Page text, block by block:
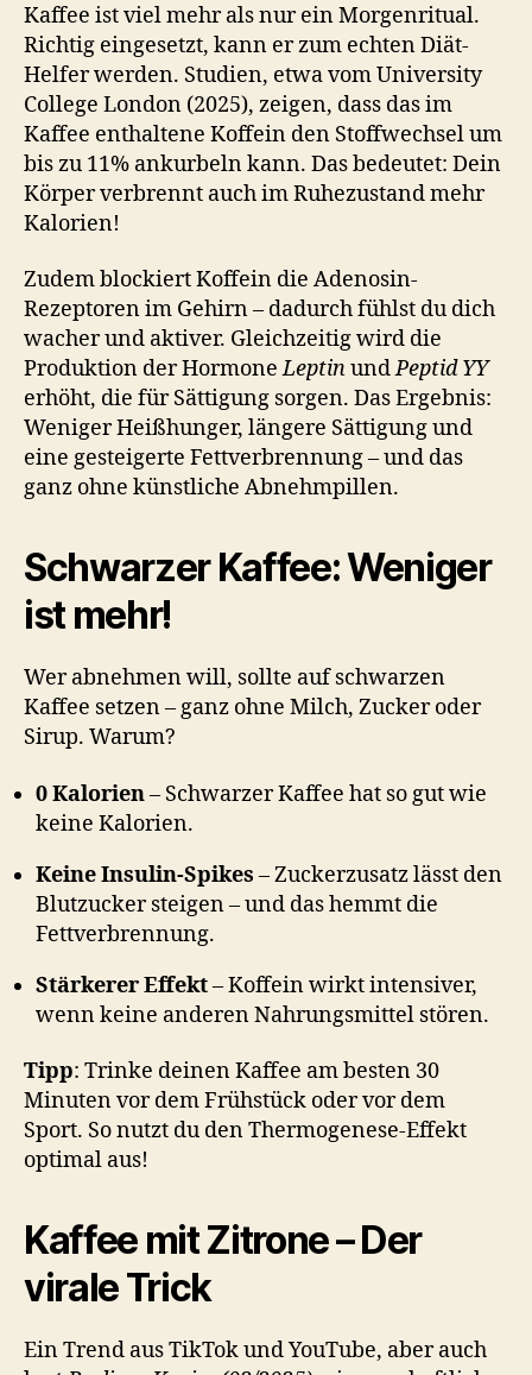
Kaffee ist viel mehr als nur ein Morgenritual.
Richtig eingesetzt, kann er zum echten Diät-
Helfer werden. Studien, etwa vom University
College London (2025), zeigen, dass das im
Kaffee enthaltene Koffein den Stoffwechsel um
bis zu 11% ankurbeln kann. Das bedeutet: Dein
Körper verbrennt auch im Ruhezustand mehr
Kalorien!
Zudem blockiert Koffein die Adenosin-
Rezeptoren im Gehirn – dadurch fühlst du dich
wacher und aktiver. Gleichzeitig wird die
Produktion der HormoneLeptinundPeptid YY
erhöht, die für Sättigung sorgen. Das Ergebnis:
Weniger Heißhunger, längere Sättigung und
eine gesteigerte Fettverbrennung – und das
ganz ohne künstliche Abnehmpillen.
Schwarzer Kaffee: Weniger
ist mehr!
Wer abnehmen will, sollte auf schwarzen
Kaffee setzen – ganz ohne Milch, Zucker oder
Sirup. Warum?
0 Kalorien– Schwarzer Kaffee hat so gut wie
keine Kalorien.
Keine Insulin-Spikes – Zuckerzusatz lässt den
Blutzucker steigen – und das hemmt die
Fettverbrennung.
Stärkerer Effekt– Koffein wirkt intensiver,
wenn keine anderen Nahrungsmittel stören.
Tipp: Trinke deinen Kaffee am besten 30
Minuten vor dem Frühstück oder vor dem
Sport. So nutzt du den Thermogenese-Effekt
optimal aus!
Kaffee mit Zitrone – Der
virale Trick
Ein Trend aus TikTok und YouTube, aber auch